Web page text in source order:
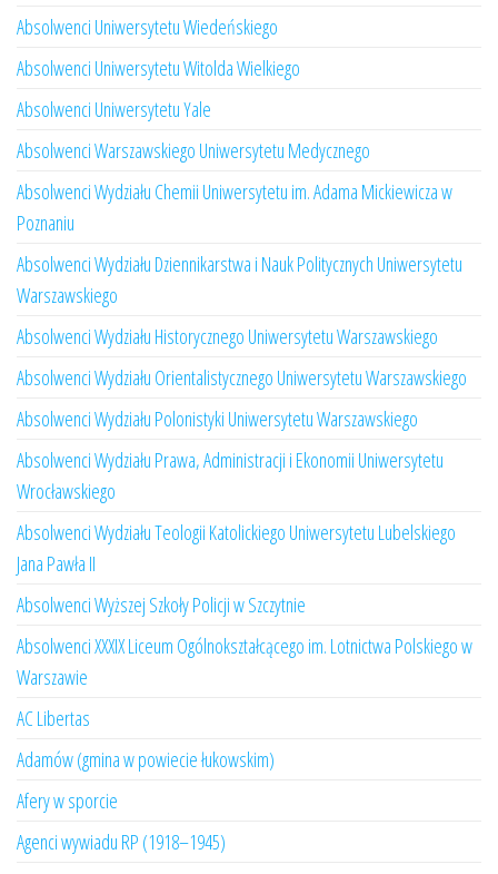
Absolwenci Uniwersytetu Wiedeńskiego
Absolwenci Uniwersytetu Witolda Wielkiego
Absolwenci Uniwersytetu Yale
Absolwenci Warszawskiego Uniwersytetu Medycznego
Absolwenci Wydziału Chemii Uniwersytetu im. Adama Mickiewicza w
Poznaniu
Absolwenci Wydziału Dziennikarstwa i Nauk Politycznych Uniwersytetu
Warszawskiego
Absolwenci Wydziału Historycznego Uniwersytetu Warszawskiego
Absolwenci Wydziału Orientalistycznego Uniwersytetu Warszawskiego
Absolwenci Wydziału Polonistyki Uniwersytetu Warszawskiego
Absolwenci Wydziału Prawa, Administracji i Ekonomii Uniwersytetu
Wrocławskiego
Absolwenci Wydziału Teologii Katolickiego Uniwersytetu Lubelskiego
Jana Pawła II
Absolwenci Wyższej Szkoły Policji w Szczytnie
Absolwenci XXXIX Liceum Ogólnokształcącego im. Lotnictwa Polskiego w
Warszawie
AC Libertas
Adamów (gmina w powiecie łukowskim)
Afery w sporcie
Agenci wywiadu RP (1918–1945)